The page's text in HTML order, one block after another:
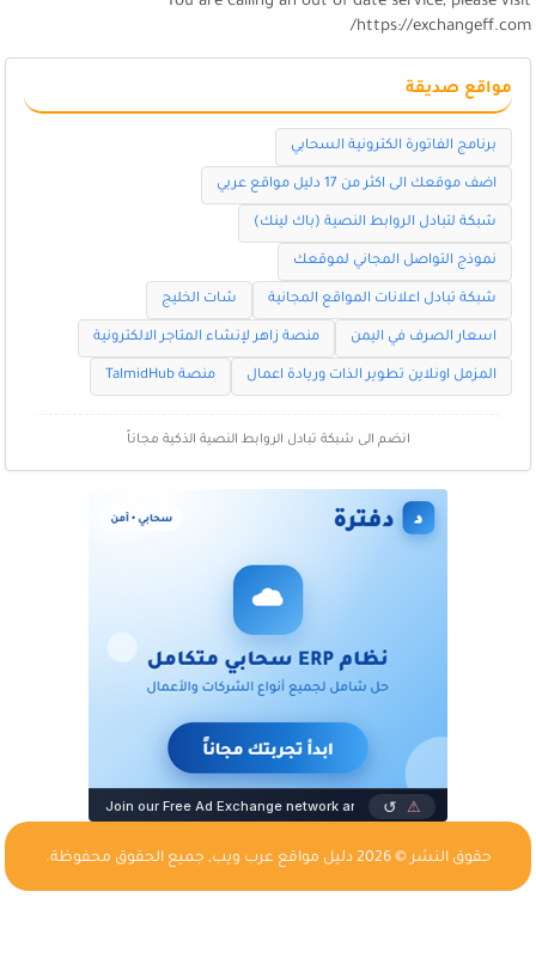
https://exchangeff.com/
مواقع صديقة
برنامج الفاتورة الكترونية السحابي
اضف موقعك الى اكثر من 17 دليل مواقع عربي
شبكة لتبادل الروابط النصية (باك لينك)
نموذج التواصل المجاني لموقعك
شبكة تبادل اعلانات المواقع المجانية شات الخليج
اسعار الصرف في اليمن منصة زاهر لإنشاء المتاجر الالكترونية
المزمل اونلاين تطوير الذات وريادة اعمال منصة TalmidHub
انضم الى شبكة تبادل الروابط النصية الذكية مجاناً
حقوق النشر © 2026 دليل مواقع عرب ويب, جميع الحقوق محفوظة.